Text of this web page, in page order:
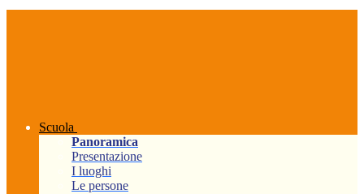
Scuola
Panoramica
Presentazione
I luoghi
Le persone